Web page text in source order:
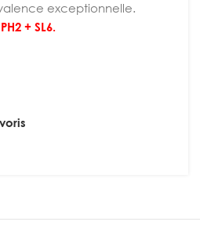
exceptionnelle.
+ SL6.